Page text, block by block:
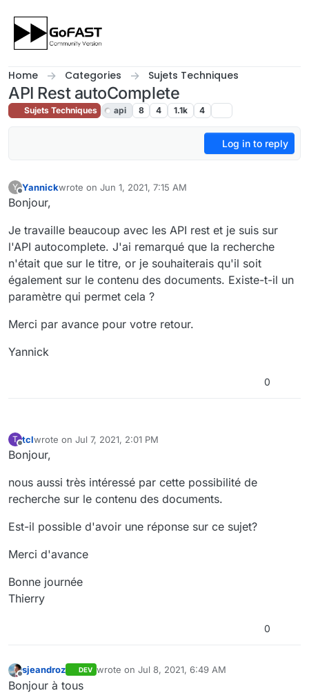
Home Categories Sujets Techniques
API Rest autoComplete
Sujets Techniques api 8 4 1.1k 4
Log in to reply
Y
Offline
Yannickwrote on Jun 1, 2021, 7:15 AM
last edited by cpotter Sep 13, 2023, 12:41 PM
Bonjour,
Je travaille beaucoup avec les API rest et je suis sur
l'API autocomplete. J'ai remarqué que la recherche
n'était que sur le titre, or je souhaiterais qu'il soit
également sur le contenu des documents. Existe-t-il un
paramètre qui permet cela ?
Merci par avance pour votre retour.
Yannick
0
T
Offline
tclwrote on Jul 7, 2021, 2:01 PM
last edited by
Bonjour,
nous aussi très intéressé par cette possibilité de
recherche sur le contenu des documents.
Est-il possible d'avoir une réponse sur ce sujet?
Merci d'avance
Bonne journée
Thierry
0
Offline
sjeandroz DEV wrote on Jul 8, 2021, 6:49 AM
last edited by
Bonjour à tous